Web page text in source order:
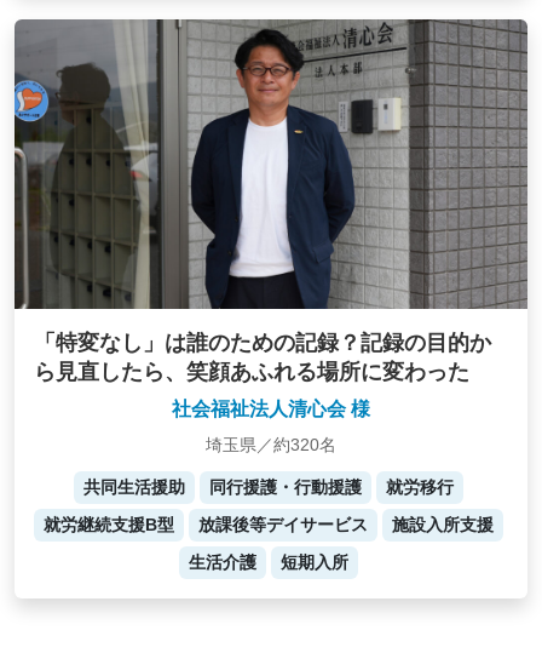
「特変なし」は誰のための記録？記録の目的か
ら見直したら、笑顔あふれる場所に変わった
社会福祉法人清心会 様
埼玉県／約320名
共同生活援助 同行援護・行動援護
就労移行
就労継続支援B型
放課後等デイサービス
施設入所支援
生活介護
短期入所